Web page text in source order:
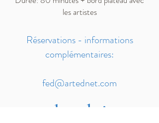
les artistes
Réservations - informations
complémentaires:
fed@artednet.com
calendrier